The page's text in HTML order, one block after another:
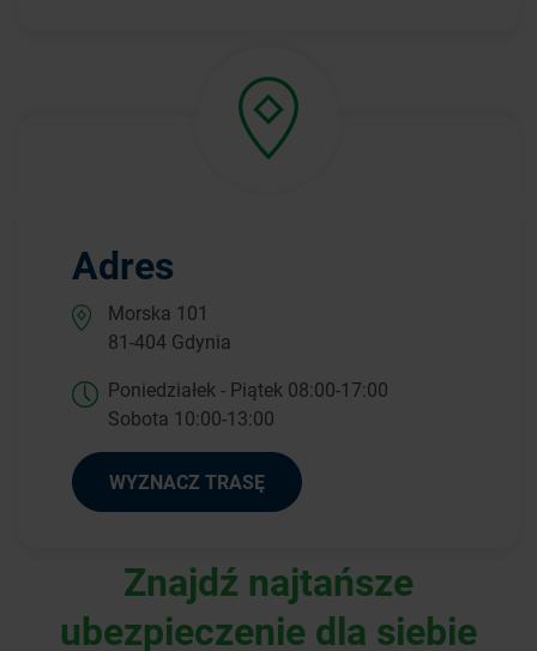
Adres
Morska 101
81-404 Gdynia
Poniedziałek - Piątek 08:00-17:00
Sobota 10:00-13:00
WYZNACZ TRASĘ
Znajdź najtańsze
ubezpieczenie dla siebie